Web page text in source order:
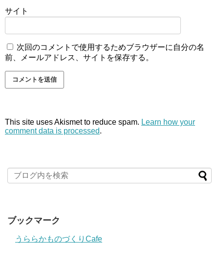
サイト
次回のコメントで使用するためブラウザーに自分の名
前、メールアドレス、サイトを保存する。
This site uses Akismet to reduce spam. Learn how your
comment data is processed.
ブックマーク
うららかものづくりCafe